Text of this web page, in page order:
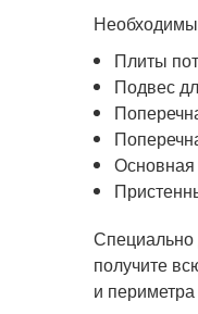
Плиты
Подвес
Специально
получите
и